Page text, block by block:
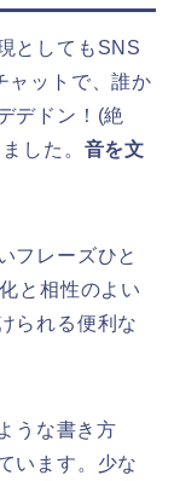
としてもSNS
ャットで、誰か
デドン！(絶
した。 音を文
フレーズひと
と相性のよい
られる便利な
うな書き方
います。少な